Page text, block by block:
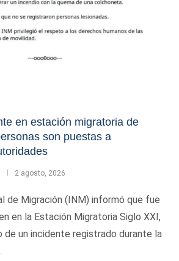
en estación migratoria de
son puestas a
2 agosto, 2026
de Migración (INM) informó que fue
en la Estación Migratoria Siglo XXI,
de un incidente registrado durante la